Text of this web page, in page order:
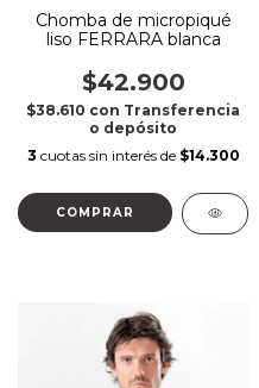
Chomba de micropiqué
liso FERRARA blanca
$42.900
$38.610 con Transferencia
o depósito
3 cuotas sin interés de $14.300
COMPRAR